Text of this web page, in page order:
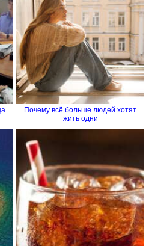
Почему всё больше людей хотят
жить одни